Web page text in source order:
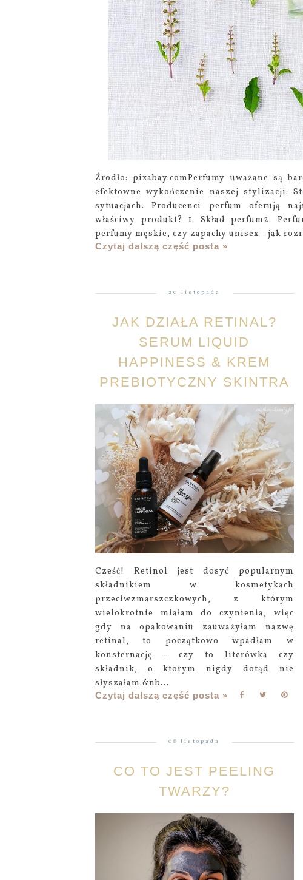
Źródło: pixabay.comPerfumy uważane są
efektowne wykończenie naszej stylizacji.
sytuacjach. Producenci perfum oferują
właściwy produkt? 1. Skład perfum2.
perfumy męskie, czy zapachy unisex - jak
Czytaj dalszą część posta »
20 listopada
JAK DZIAŁA RETINAL?
SERUM LIQUID
HAPPINESS & KREM
PREBIOTYCZNY SKINTRA
Cześć! Retinol jest dosyć popularnym
składnikiem w kosmetykach
przeciwzmarszczkowych, z którym
wielokrotnie miałam do czynienia, więc
gdy na opakowaniu zauważyłam nazwę
retinal, to początkowo wpadłam w
konsternację - czy to literówka czy
składnik, o którym nigdy dotąd nie
słyszałam.&nb...
Czytaj dalszą część posta »
08 listopada
CO TO JEST PEELING
TWARZY?